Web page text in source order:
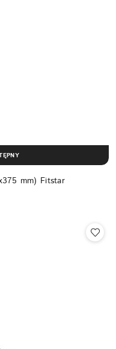
mm) Fitstar